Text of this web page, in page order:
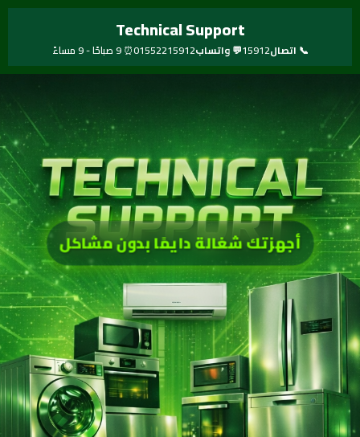
تخطي
Technical Support
📞 اتصال15912💬 واتساب01552215912⏰ 9 صباحًا - 9 مساءً
أجهزتك شغالة دايمًا بدون مشاكل